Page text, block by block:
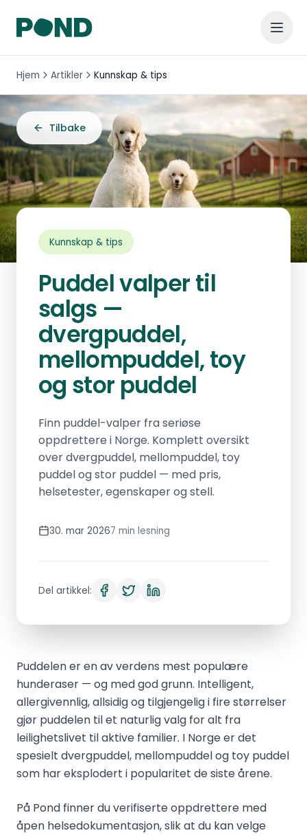
Hjem Artikler Kunnskap & tips
Tilbake
Kunnskap & tips
Puddel valper til
salgs —
dvergpuddel,
mellompuddel, toy
og stor puddel
Finn puddel-valper fra seriøse
oppdrettere i Norge. Komplett oversikt
over dvergpuddel, mellompuddel, toy
puddel og stor puddel — med pris,
helsetester, egenskaper og stell.
30. mar 20267 min lesning
Del artikkel:
Puddelen er en av verdens mest populære
hunderaser — og med god grunn. Intelligent,
allergivennlig, allsidig og tilgjengelig i fire størrelser
gjør puddelen til et naturlig valg for alt fra
leilighetslivet til aktive familier. I Norge er det
spesielt dvergpuddel, mellompuddel og toy puddel
som har eksplodert i popularitet de siste årene.
På Pond finner du verifiserte oppdrettere med
åpen helsedokumentasjon, slik at du kan velge